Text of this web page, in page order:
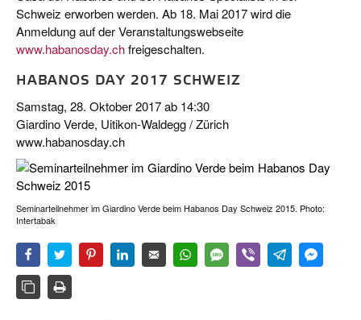
Schweiz erworben werden. Ab 18. Mai 2017 wird die
Anmeldung auf der Veranstaltungswebseite
www.habanosday.chfreigeschalten.
HABANOS DAY 2017 SCHWEIZ
Samstag, 28. Oktober 2017 ab 14:30
Giardino Verde, Uitikon-Waldegg / Zürich
www.habanosday.ch
Seminarteilnehmer im Giardino Verde beim Habanos Day Schweiz 2015. Photo:
Intertabak